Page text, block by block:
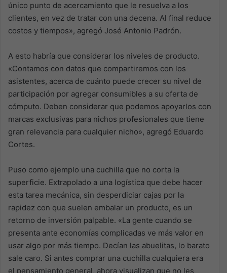
único punto de acercamiento que le resuelva a los
clientes, en vez de tratar con una decena. Al final reduce
costos y tiempos», agregó José Antonio Padrón.
A esto habría que considerar los niveles de producto.
«Contamos con datos que compartiremos con los
asistentes, acerca de cuánto puede crecer su nivel de
participación por agregar consumibles a su oferta de
cómputo. Deben considerar que podemos apoyarlos con
marcas exclusivas para nichos profesionales que tiene
gran relevancia para cualquier nicho», agregó Eduardo
Cortes.
Puso como ejemplo una cuchilla que no corta la
superficie. Extrapolado a una logística que debe hacer
esta tarea mecánica, sin desperdiciar cajas por la
rapidez con que suelen embalar un producto, es un
retorno de inversión palpable. «La gente cuando se
presenta ante economías complicadas ve más valor en
usar algo por más tiempo. Decían las abuelitas, lo barato
sale caro. Si antes comprar una cuchilla cualquiera era
el pensamiento general, ahora visualizan que no les